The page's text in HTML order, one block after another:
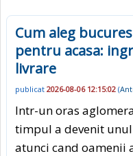
Cum aleg
pentru acasa:
livrare
publicat 2026-08-06 12:15:02 (
Intr-un oras
timpul a devenit
atunci cand oamenii